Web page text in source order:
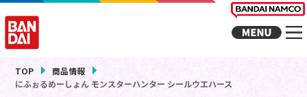
TOP
商品情報
にふぉるめーしょん モンスターハンター シールウエハース